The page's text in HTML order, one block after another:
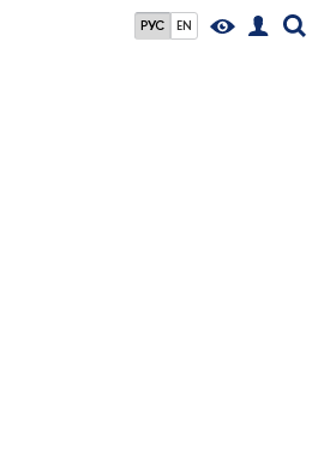
РУС EN